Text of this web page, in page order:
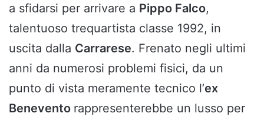
a sfidarsi per arrivare a Pippo Falco,
talentuoso trequartista classe 1992, in
uscita dalla Carrarese. Frenato negli ultimi
anni da numerosi problemi fisici, da un
punto di vista meramente tecnico l’ex
Benevento rappresenterebbe un lusso per